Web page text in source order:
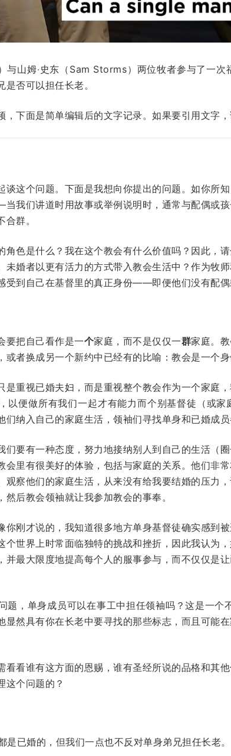
与山姆‧史东（Sam Storms）两位牧者参与了一
否可以担任长老。
，下面是简单编辑后的文字记录。如果要引用文字
谈这个问题。下面是我想向你提出的问题。如你所
们讲道时用故事或举例说明时，通常与配偶或孩
群。
角色是什么？我在这个教会有什么价值吗？因此，
未婚者以更有活力的方式带入教会生活中？作为牧
受到自己在基督里的真正身份——即便他们没有配偶
要把自己看作是一个家庭，而不是仅仅一群家庭。
者换成另一个新约中已经有的比喻：教会是一个身
是重视已婚夫妇，而是重视整个教会作为一个家
以便做所有我们一起才有能力而个别基督徒（或
们纳入自己的家庭生活，领袖们寻找单身和已婚成员
们要有一种态度，努力地接纳别人到自己的生活（
会里有很美好的体验，包括与家庭的关系。他们非
观察他们的家庭生活，从来没有给我要结婚的压力
后教会领袖就让我参加教会的事奉。
你刚才说的，我知道很多地方单身基督徒确实感到
个世界上时常面临独特的挑战和挫折，因此我认为
并最大限度地提高每个人的服事参与，而不仅仅是
题，单身成员可以在事工中担任领袖吗？这是一个
显然具有你在长老中要寻找的那些标志，而且可能
看看谁有这方面的恩赐，谁有圣经所说的品格和其
这个问题的？
是已婚的，但我们一点也不反对单身弟兄担任长老。